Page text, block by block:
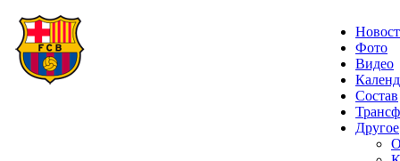
Фото
Видео
Состав
Другое